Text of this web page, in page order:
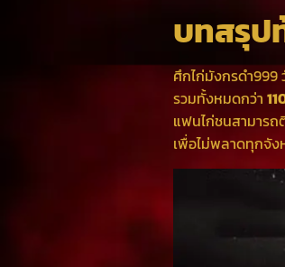
บทสรุป
ศึกไก่มังกรดำ999
รวมทั้งหมดกว่า
แฟนไก่ชนสามาร
เพื่อไม่พลาดทุกจั